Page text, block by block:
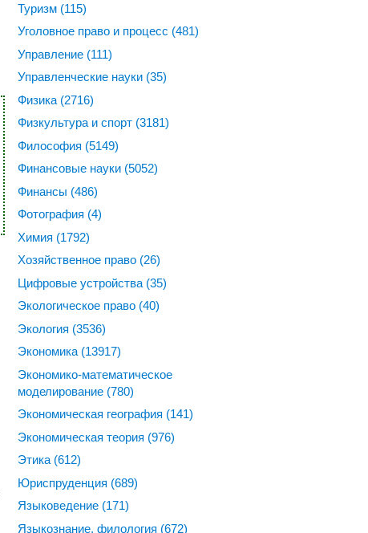
Туризм (115)
Уголовное право и процесс (481)
Управление (111)
Управленческие науки (35)
Физика (2716)
Физкультура и спорт (3181)
Философия (5149)
Финансовые науки (5052)
Финансы (486)
Фотография (4)
Химия (1792)
Хозяйственное право (26)
Цифровые устройства (35)
Экологическое право (40)
Экология (3536)
Экономика (13917)
Экономико-математическое
моделирование (780)
Экономическая география (141)
Экономическая теория (976)
Этика (612)
Юриспруденция (689)
Языковедение (171)
Языкознание, филология (672)